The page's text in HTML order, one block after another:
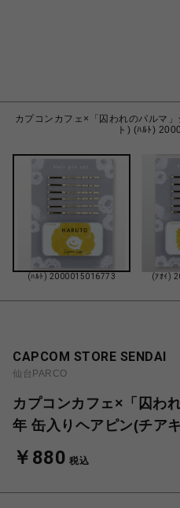
カプコンカフェ×「囚われのパルマ
ト) (ﾊﾙﾄ)
(ﾊﾙﾄ) 2000015016773 (ｱｵｲ)
CAPCOM STORE SENDAI
仙台PARCO
カプコンカフェ×「囚わ
年 缶入りヘアピン(チア
￥880 税込